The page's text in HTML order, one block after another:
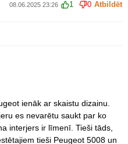
08.06.2025 23:26 1 0 Atbildēt
ienāk ar skaistu dizainu.
es nevarētu saukt par ko
interjers ir līmenī. Tieši tāds,
tieši Peugeot 5008 un